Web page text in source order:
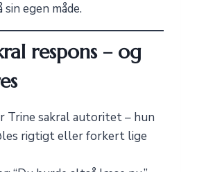
egen måde.
respons – og
Trine sakral autoritet – hun
rigtigt eller forkert lige